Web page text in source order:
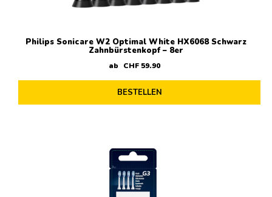
Philips Sonicare W2 Optimal White HX6068 Schwarz
Zahnbürstenkopf – 8er
ab CHF59.90
BESTELLEN